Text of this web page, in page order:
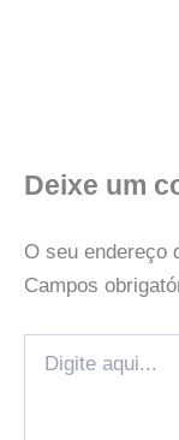
Deixe um
O seu endereço
Campos
aqui...